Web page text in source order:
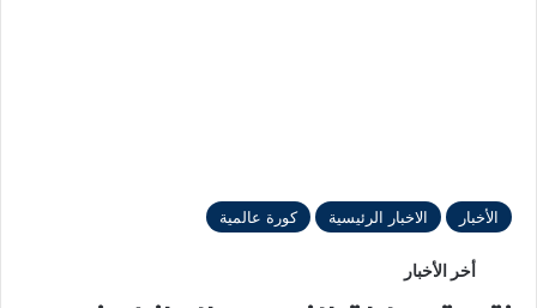
الأخبار الاخبار الرئيسية كورة عالمية
أخر الأخبار